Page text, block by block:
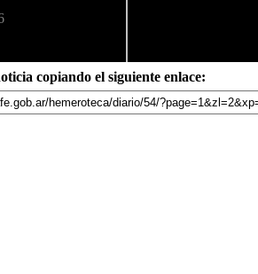
copiando el siguiente enlace: